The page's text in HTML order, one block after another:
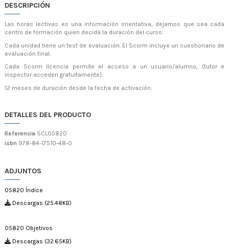
DESCRIPCIÓN
Las horas lectivas es una información orientativa, dejamos que sea cada
centro de formación quien decida la duración del curso.
Cada unidad tiene un test de evaluación. El Scorm incluye un cuestionario de
evaluación final.
Cada Scorm licencia permite el acceso a un usuario/alumno, (tutor e
inspector acceden gratuitamente).
12 meses de duración desde la fecha de activación.
DETALLES DEL PRODUCTO
Referencia SCL05820
isbn 978-84-17510-48-0
ADJUNTOS
05820 Índice
Descargas (25.48KB)
05820 Objetivos
Descargas (32.65KB)